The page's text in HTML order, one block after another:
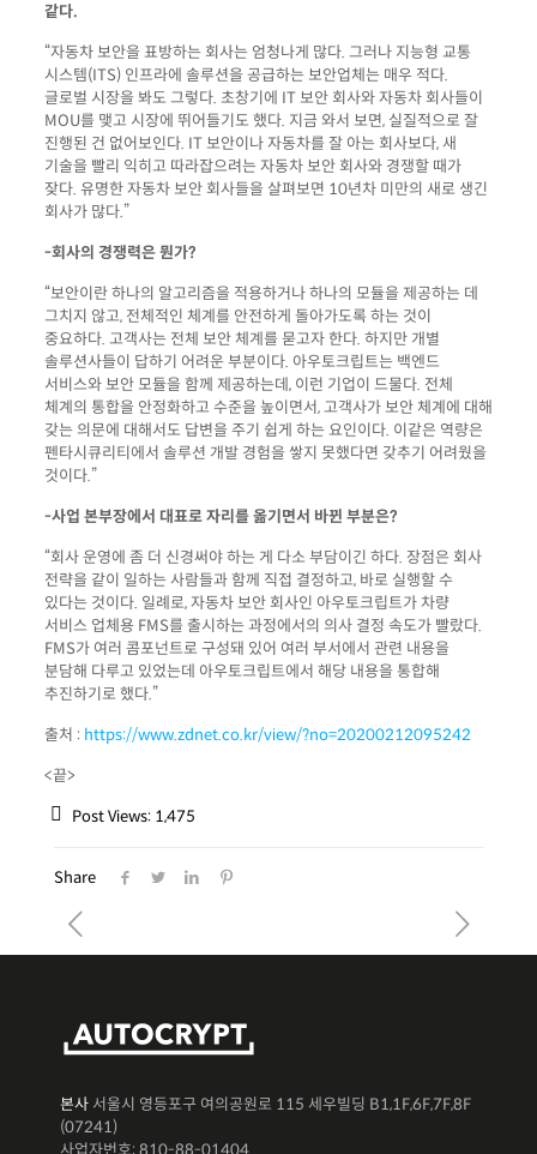
같다.
“자동차 보안을 표방하는 회사는 엄청나게 많다. 그러나 지능형 교통
시스템(ITS) 인프라에 솔루션을 공급하는 보안업체는 매우 적다.
글로벌 시장을 봐도 그렇다. 초창기에 IT 보안 회사와 자동차 회사들이
MOU를 맺고 시장에 뛰어들기도 했다. 지금 와서 보면, 실질적으로 잘
진행된 건 없어보인다. IT 보안이나 자동차를 잘 아는 회사보다, 새
기술을 빨리 익히고 따라잡으려는 자동차 보안 회사와 경쟁할 때가
잦다. 유명한 자동차 보안 회사들을 살펴보면 10년차 미만의 새로 생긴
회사가 많다.”
-회사의 경쟁력은 뭔가?
“보안이란 하나의 알고리즘을 적용하거나 하나의 모듈을 제공하는 데
그치지 않고, 전체적인 체계를 안전하게 돌아가도록 하는 것이
중요하다. 고객사는 전체 보안 체계를 묻고자 한다. 하지만 개별
솔루션사들이 답하기 어려운 부분이다. 아우토크립트는 백엔드
서비스와 보안 모듈을 함께 제공하는데, 이런 기업이 드물다. 전체
체계의 통합을 안정화하고 수준을 높이면서, 고객사가 보안 체계에 대해
갖는 의문에 대해서도 답변을 주기 쉽게 하는 요인이다. 이같은 역량은
펜타시큐리티에서 솔루션 개발 경험을 쌓지 못했다면 갖추기 어려웠을
것이다.”
-사업 본부장에서 대표로 자리를 옮기면서 바뀐 부분은?
“회사 운영에 좀 더 신경써야 하는 게 다소 부담이긴 하다. 장점은 회사
전략을 같이 일하는 사람들과 함께 직접 결정하고, 바로 실행할 수
있다는 것이다. 일례로, 자동차 보안 회사인 아우토크립트가 차량
서비스 업체용 FMS를 출시하는 과정에서의 의사 결정 속도가 빨랐다.
FMS가 여러 콤포넌트로 구성돼 있어 여러 부서에서 관련 내용을
분담해 다루고 있었는데 아우토크립트에서 해당 내용을 통합해
추진하기로 했다.”
출처 : https://www.zdnet.co.kr/view/?no=20200212095242
<끝>
Post Views: 1,475
Share
본사 서울시 영등포구 여의공원로 115 세우빌딩 B1,1F,6F,7F,8F
(07241)
사업자번호: 810-88-01404